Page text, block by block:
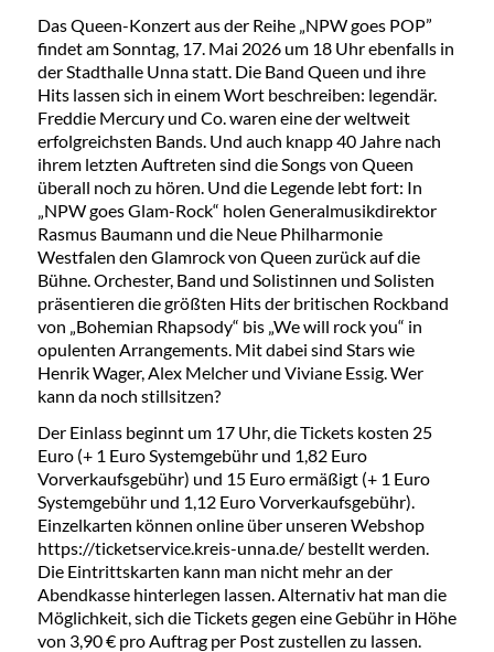
Das Queen-Konzert aus der Reihe „NPW goes POP”
findet am Sonntag, 17. Mai 2026 um 18 Uhr ebenfalls in
der Stadthalle Unna statt. Die Band Queen und ihre
Hits lassen sich in einem Wort beschreiben: legendär.
Freddie Mercury und Co. waren eine der weltweit
erfolgreichsten Bands. Und auch knapp 40 Jahre nach
ihrem letzten Auftreten sind die Songs von Queen
überall noch zu hören. Und die Legende lebt fort: In
„NPW goes Glam-Rock“ holen Generalmusikdirektor
Rasmus Baumann und die Neue Philharmonie
Westfalen den Glamrock von Queen zurück auf die
Bühne. Orchester, Band und Solistinnen und Solisten
präsentieren die größten Hits der britischen Rockband
von „Bohemian Rhapsody“ bis „We will rock you“ in
opulenten Arrangements. Mit dabei sind Stars wie
Henrik Wager, Alex Melcher und Viviane Essig. Wer
kann da noch stillsitzen?
Der Einlass beginnt um 17 Uhr, die Tickets kosten 25
Euro (+ 1 Euro Systemgebühr und 1,82 Euro
Vorverkaufsgebühr) und 15 Euro ermäßigt (+ 1 Euro
Systemgebühr und 1,12 Euro Vorverkaufsgebühr).
Einzelkarten können online über unseren Webshop
https://ticketservice.kreis-unna.de/ bestellt werden.
Die Eintrittskarten kann man nicht mehr an der
Abendkasse hinterlegen lassen. Alternativ hat man die
Möglichkeit, sich die Tickets gegen eine Gebühr in Höhe
von 3,90 € pro Auftrag per Post zustellen zu lassen.